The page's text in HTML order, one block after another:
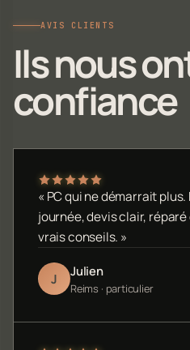
AVIS CLIENTS
Ils nous
confiance
« PC qui ne démarrait
journée, devis clair,
vrais conseils. »
J Julien
Reims · particulier